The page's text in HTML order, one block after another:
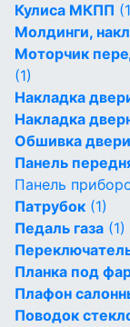
Кулиса МКПП
Молдинги,
Моторчик
(1)
Накладка
Накладка
Обшивка
Панель
Панель
Патрубок (1)
Педаль газа (1)
Планка под
Плафон
Поводок